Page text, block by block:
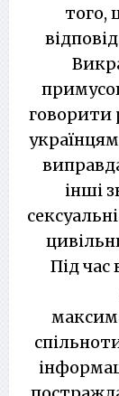
того,
говорити
інші
Під час